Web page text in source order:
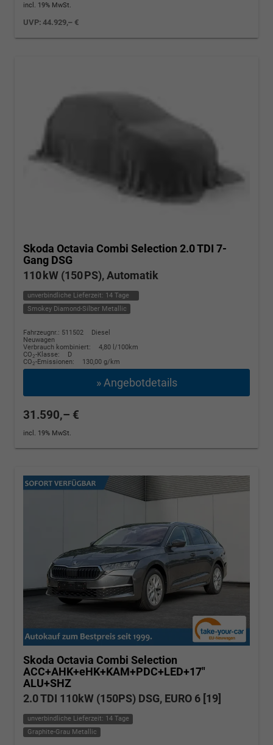
incl. 19% MwSt.
UVP:44.929,– €
Skoda Octavia Combi Selection 2.0 TDI 7-
Gang DSG
110 kW (150 PS), Automatik
unverbindliche Lieferzeit: 14 Tage
Smokey Diamond-Silber Metallic
Fahrzeugnr.: 511502
Diesel
Neuwagen
Verbrauch kombiniert:
4,80 l/100km
CO2-Klasse:
D
CO2-Emissionen: 130,00 g/km
» Angebotdetails
31.590,– €
incl. 19% MwSt.
Skoda Octavia Combi Selection
ACC+AHK+eHK+KAM+PDC+LED+17"
ALU+SHZ
2.0 TDI 110kW (150PS) DSG, EURO 6 [19]
unverbindliche Lieferzeit: 14 Tage
Graphite-Grau Metallic